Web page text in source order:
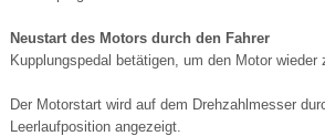
Neustart des Motors durch den Fahrer
Kupplungspedal betätigen, um den Motor wieder
Der Motorstart wird auf dem Drehzahlmesser
Leerlaufposition angezeigt.